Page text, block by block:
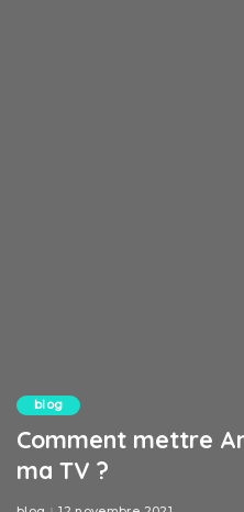
blog
Comment mettre
ma TV ?